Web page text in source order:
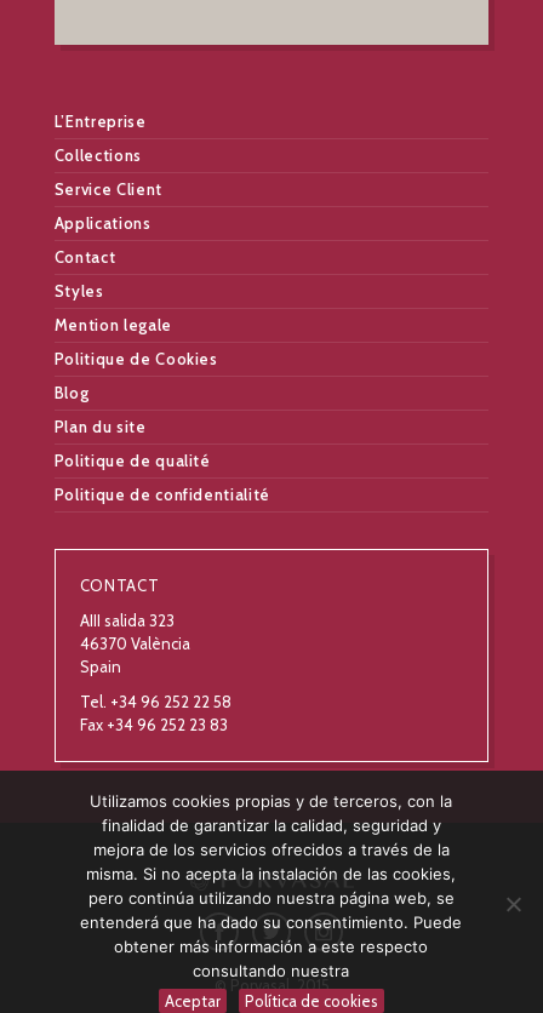
L’Entreprise
Collections
Service Client
Applications
Contact
Styles
Mention legale
Politique de Cookies
Blog
Plan du site
Politique de qualité
Politique de confidentialité
CONTACT
AIII salida 323
46370 València
Spain
Tel. +34 96 252 22 58
Fax +34 96 252 23 83
© Porvasal, 2015
Utilizamos cookies propias y de terceros, con la
finalidad de garantizar la calidad, seguridad y
mejora de los servicios ofrecidos a través de la
misma. Si no acepta la instalación de las cookies,
pero continúa utilizando nuestra página web, se
entenderá que ha dado su consentimiento. Puede
obtener más información a este respecto
consultando nuestra
Aceptar
Política de cookies